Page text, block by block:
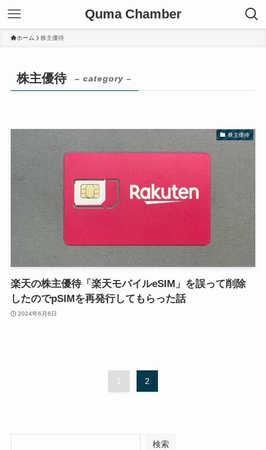
Quma Chamber
ホーム 株主優待
株主優待 – category –
株主優待
楽天の株主優待「楽天モバイルeSIM」を誤って削除
したのでpSIMを再発行してもらった話
2024年6月6日
1 2
検索